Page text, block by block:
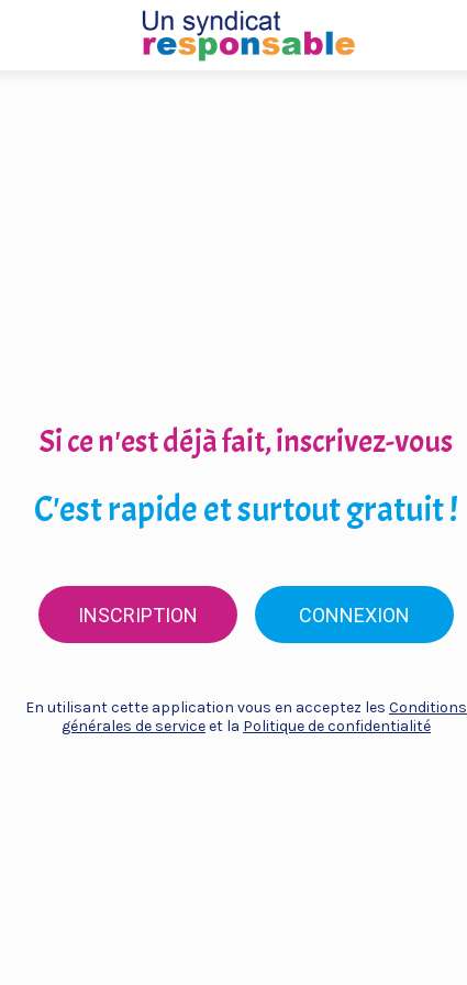
Si ce n'est déjà fait, inscrivez-vous
C'est rapide et surtout gratuit !
INSCRIPTION CONNEXION
En utilisant cette application vous en acceptez les Conditions
générales de serviceet la Politique de confidentialité